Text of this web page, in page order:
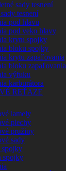
sady tesnení
tesnení
pod hlavu
pod veko hlavy
krytu spojky
bloku spojky
krytu zapaľovania
bloku zapaľovania
výfuku
karburátora
REŤAZE
lamely
plechy
pružiny
sady
spojky
spojky